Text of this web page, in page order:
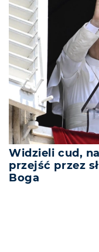
Widzieli cud,
przejść przez
Boga